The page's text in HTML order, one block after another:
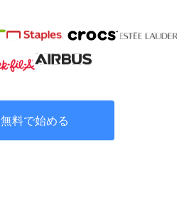
無料で始める